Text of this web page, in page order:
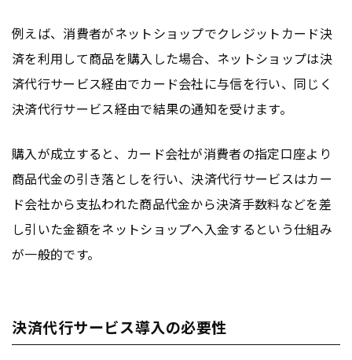
例えば、消費者がネットショップでクレジットカード決
済を利用して商品を購入した場合、ネットショップは決
済代行サービス経由でカード会社に与信を行い、同じく
決済代行サービス経由で結果の通知を受けます。
購入が成立すると、カード会社が消費者の指定口座より
商品代金の引き落としを行い、決済代行サービスはカー
ド会社から支払われた商品代金から決済手数料などを差
し引いた金額をネットショップへ入金するという仕組み
が一般的です。
決済代行サービス導入の必要性